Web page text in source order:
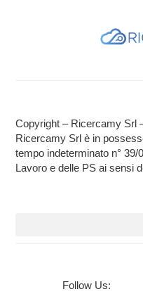
Copyright – Ricercamy Srl
Ricercamy Srl è in
tempo indeterminato n°
Lavoro e delle PS ai sensi
Follow Us: